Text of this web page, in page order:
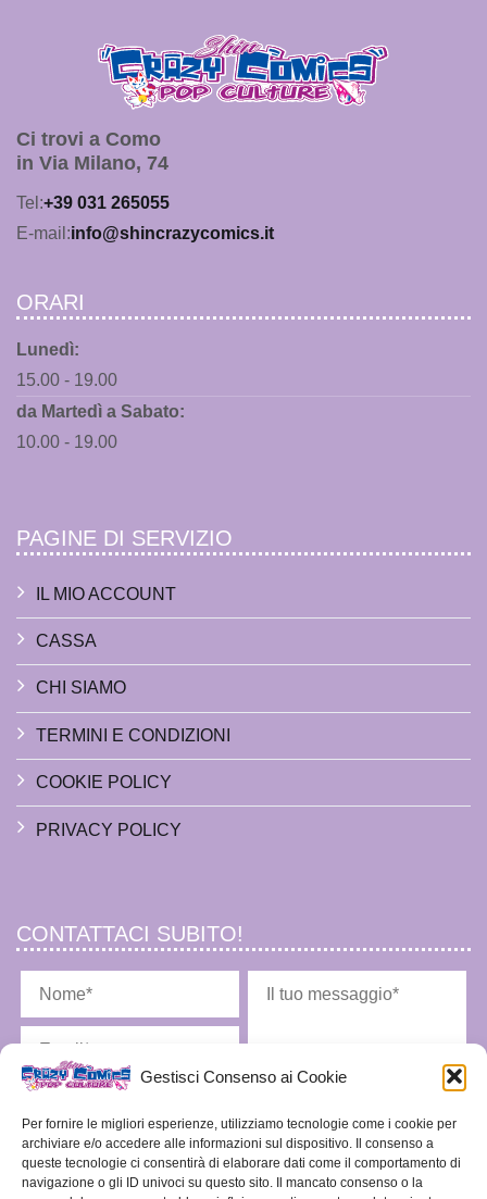
Gestisci Consenso ai Cookie
Per fornire le migliori esperienze, utilizziamo tecnologie come i cookie per
archiviare e/o accedere alle informazioni sul dispositivo. Il consenso a
queste tecnologie ci consentirà di elaborare dati come il comportamento di
navigazione o gli ID univoci su questo sito. Il mancato consenso o la
Ci trovi a Como
in Via Milano, 74
Tel:+39 031 265055
E-mail:info@shincrazycomics.it
ORARI
Lunedì:
15.00 - 19.00
da Martedì a Sabato:
10.00 - 19.00
PAGINE DI SERVIZIO
IL MIO ACCOUNT
CASSA
CHI SIAMO
TERMINI E CONDIZIONI
COOKIE POLICY
PRIVACY POLICY
CONTATTACI SUBITO!
Ho letto l'informativa privacy e acconsento alla memorizzazione dei miei dati nel
vostro archivio secondo quanto stabilito dal regolamento europeo per la protezione dei